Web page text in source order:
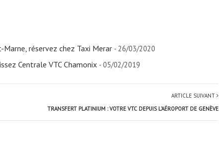
réservez chez Taxi Merar - 26/03/2020
Centrale VTC Chamonix - 05/02/2019
ARTICLE SUIVANT
TRANSFERT PLATINIUM : VOTRE VTC DEPUIS L’AÉROPORT DE GENÈVE